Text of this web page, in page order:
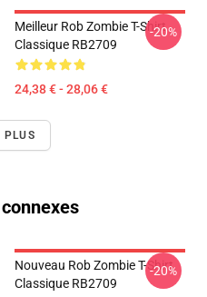
Meilleur Rob Zombie T-Shirt
Classique RB2709
24,38 € - 28,06 €
-20%
PLUS
Nouveau Rob Zombie T-Shirt
Classique RB2709
-20%